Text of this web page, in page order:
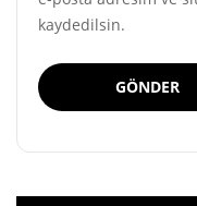
kaydedilsin.